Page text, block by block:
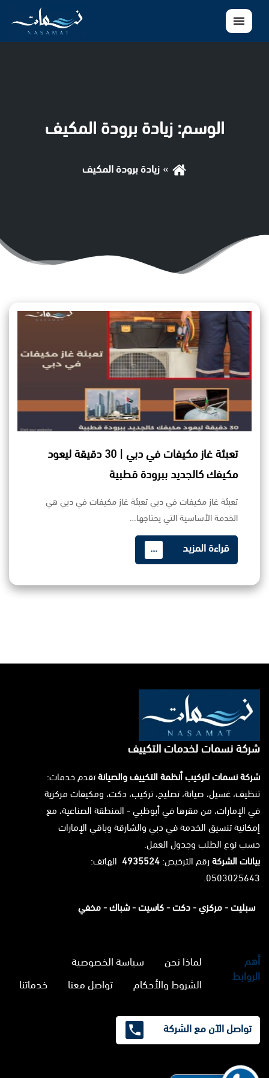
القائمة
الوسم:زيادة برودة المكيف
زيادة برودة المكيف
تعبئة غاز مكيفات في دبي | 30 دقيقة ليعود
مكيفك كالجديد ببرودة قطبية
تعبئة غاز مكيفات في دبي تعبئة غاز مكيفات في دبي هي
الخدمة الأساسية التي يحتاجها…
قراءة المزيد ...
شركة نسمات لخدمات التكييف
شركة نسمات لتركيب أنظمة التكييف والصيانةتقدم خدمات:
تنظيف، غسيل، صيانة، تصليح، تركيب، دكت، ومكيفات مركزية
في الإمارات، من مقرها في أبوظبي - المنطقة الصناعية، مع
إمكانية تنسيق الخدمة في دبي والشارقة وباقي الإمارات
حسب نوع الطلب وجدول العمل.
بيانات الشركةرقم الترخيص: 4935524 الهاتف:
0503025643.
سبليت -مركزي -دكت -كاسيت -شباك -مخفي
أهم
الروابط
لماذا نحن
سياسة الخصوصية
الشروط والأحكام
تواصل معنا خدماتنا
تواصل الآن مع الشركة